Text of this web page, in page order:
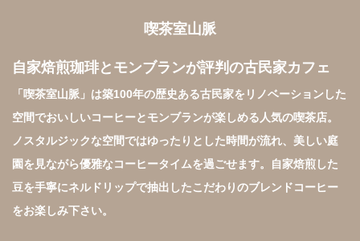
喫茶室山脈
自家焙煎珈琲とモンブランが評判の古民家カフェ
「喫茶室山脈」は築100年の歴史ある古民家をリノベーションした
空間でおいしいコーヒーとモンブランが楽しめる人気の喫茶店。
ノスタルジックな空間ではゆったりとした時間が流れ、美しい庭
園を見ながら優雅なコーヒータイムを過ごせます。自家焙煎した
豆を手寧にネルドリップで抽出したこだわりのブレンドコーヒー
をお楽しみ下さい。